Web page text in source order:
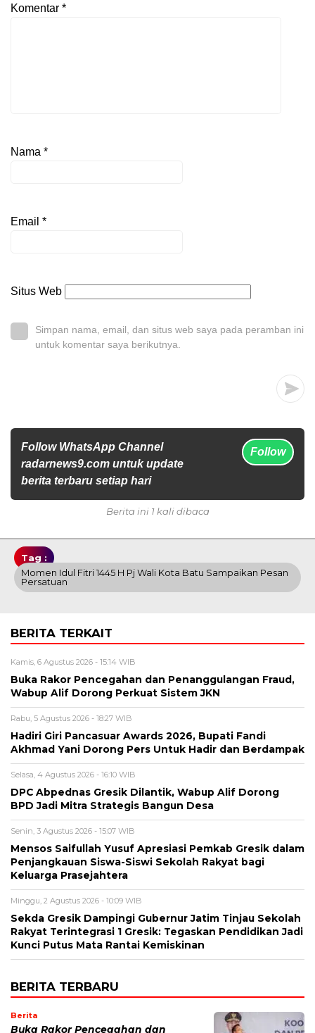
Komentar *
Nama *
Email *
Situs Web
Simpan nama, email, dan situs web saya pada peramban ini
untuk komentar saya berikutnya.
Follow WhatsApp Channel
radarnews9.com untuk update
berita terbaru setiap hari
Follow
Berita ini 1 kali dibaca
Tag :
Momen Idul Fitri 1445 H Pj Wali Kota Batu Sampaikan Pesan
Persatuan
BERITA TERKAIT
Kamis, 6 Agustus 2026 - 15:14 WIB
Buka Rakor Pencegahan dan Penanggulangan Fraud,
Wabup Alif Dorong Perkuat Sistem JKN
Rabu, 5 Agustus 2026 - 18:27 WIB
Hadiri Giri Pancasuar Awards 2026, Bupati Fandi
Akhmad Yani Dorong Pers Untuk Hadir dan Berdampak
Selasa, 4 Agustus 2026 - 16:10 WIB
DPC Abpednas Gresik Dilantik, Wabup Alif Dorong
BPD Jadi Mitra Strategis Bangun Desa
Senin, 3 Agustus 2026 - 15:07 WIB
Mensos Saifullah Yusuf Apresiasi Pemkab Gresik dalam
Penjangkauan Siswa-Siswi Sekolah Rakyat bagi
Keluarga Prasejahtera
Minggu, 2 Agustus 2026 - 10:09 WIB
Sekda Gresik Dampingi Gubernur Jatim Tinjau Sekolah
Rakyat Terintegrasi 1 Gresik: Tegaskan Pendidikan Jadi
Kunci Putus Mata Rantai Kemiskinan
BERITA TERBARU
Berita
Buka Rakor Pencegahan dan